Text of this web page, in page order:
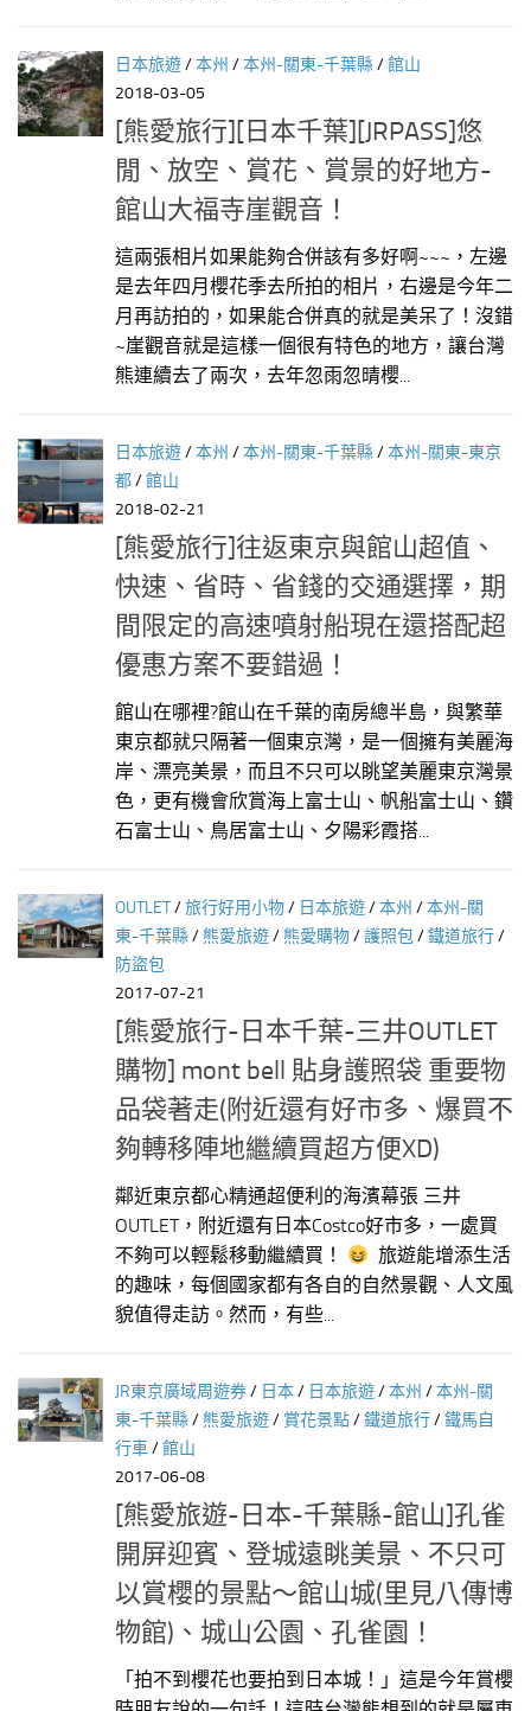
日本旅遊/本州 /本州-關東-千葉縣/館山
2018-03-05
[熊愛旅行][日本千葉][JRPASS]悠
閒、放空、賞花、賞景的好地方-
館山大福寺崖觀音！
這兩張相片如果能夠合併該有多好啊~~~，左邊
是去年四月櫻花季去所拍的相片，右邊是今年二
月再訪拍的，如果能合併真的就是美呆了！沒錯
~崖觀音就是這樣一個很有特色的地方，讓台灣
熊連續去了兩次，去年忽雨忽晴櫻...
日本旅遊/本州 /本州-關東-千葉縣/本州-關東-東京
都/館山
2018-02-21
[熊愛旅行]往返東京與館山超值、
快速、省時、省錢的交通選擇，期
間限定的高速噴射船現在還搭配超
優惠方案不要錯過！
館山在哪裡?館山在千葉的南房總半島，與繁華
東京都就只隔著一個東京灣，是一個擁有美麗海
岸、漂亮美景，而且不只可以眺望美麗東京灣景
色，更有機會欣賞海上富士山、帆船富士山、鑽
石富士山、鳥居富士山、夕陽彩霞搭...
OUTLET/旅行好用小物/ 日本旅遊/本州 /本州-關
東-千葉縣/ 熊愛旅遊/ 熊愛購物/護照包/鐵道旅行/
防盜包
2017-07-21
[熊愛旅行-日本千葉-三井OUTLET
購物] mont bell 貼身護照袋 重要物
品袋著走(附近還有好市多、爆買不
夠轉移陣地繼續買超方便XD)
鄰近東京都心精通超便利的海濱幕張 三井
OUTLET，附近還有日本Costco好市多，一處買
不夠可以輕鬆移動繼續買！
旅遊能增添生活
的趣味，每個國家都有各自的自然景觀、人文風
貌值得走訪。然而，有些...
JR東京廣域周遊券/ 日本/ 日本旅遊/本州 /本州-關
東-千葉縣/ 熊愛旅遊/ 賞花景點/鐵道旅行/鐵馬自
行車/館山
2017-06-08
[熊愛旅遊-日本-千葉縣-館山]孔雀
開屏迎賓、登城遠眺美景、不只可
以賞櫻的景點～館山城(里見八傳博
物館)、城山公園、孔雀園！
「拍不到櫻花也要拍到日本城！」這是今年賞櫻